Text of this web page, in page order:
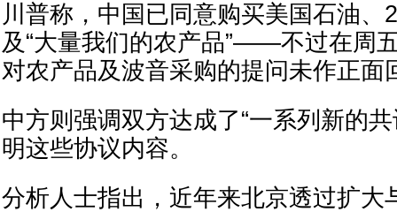
川普称，中国已同意购买美国石油、
及“大量我们的农产品”——不过在周
对农产品及波音采购的提问未作正面
中方则强调双方达成了“一系列新的
明这些协议内容。
分析人士指出，近年来北京透过扩大